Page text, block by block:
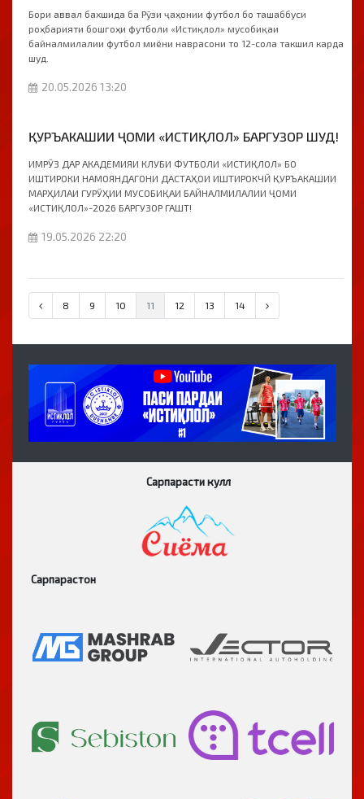
Бори аввал бахшида ба Рӯзи ҷаҳонии футбол бо ташаббуси
роҳбарияти бошгоҳи футболи «Истиқлол» мусобиқаи
байналмилалии футбол миёни наврасони то 12-сола такшил карда
шуд.
20.05.2026 13:20
ҚУРЪАКАШИИ ҶОМИ «ИСТИҚЛОЛ» БАРГУЗОР ШУД!
ИМРӮЗ ДАР АКАДЕМИЯИ КЛУБИ ФУТБОЛИ «ИСТИҚЛОЛ» БО
ИШТИРОКИ НАМОЯНДАГОНИ ДАСТАҲОИ ИШТИРОКЧӢ ҚУРЪАКАШИИ
МАРҲИЛАИ ГУРӮҲИИ МУСОБИҚАИ БАЙНАЛМИЛАЛИИ ҶОМИ
«ИСТИҚЛОЛ»-2026 БАРГУЗОР ГАШТ!
19.05.2026 22:20
8 9 10 11 12 13 14
Сарпарасти кулл
Сарпарастон